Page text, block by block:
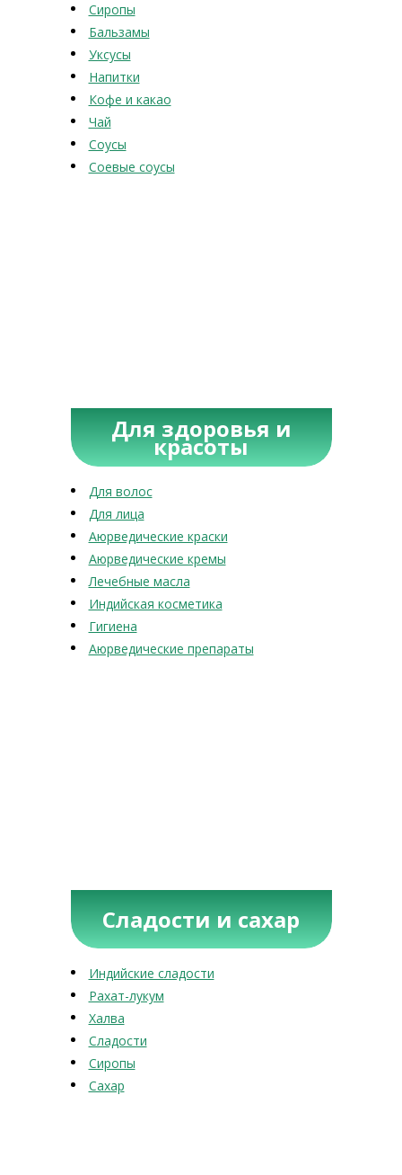
Сиропы
Бальзамы
Уксусы
Напитки
Кофе и какао
Чай
Соусы
Соевые соусы
Для здоровья и
красоты
Для волос
Для лица
Аюрведические краски
Аюрведические кремы
Лечебные масла
Индийская косметика
Гигиена
Аюрведические препараты
Сладости и сахар
Индийские сладости
Рахат-лукум
Халва
Сладости
Сиропы
Сахар